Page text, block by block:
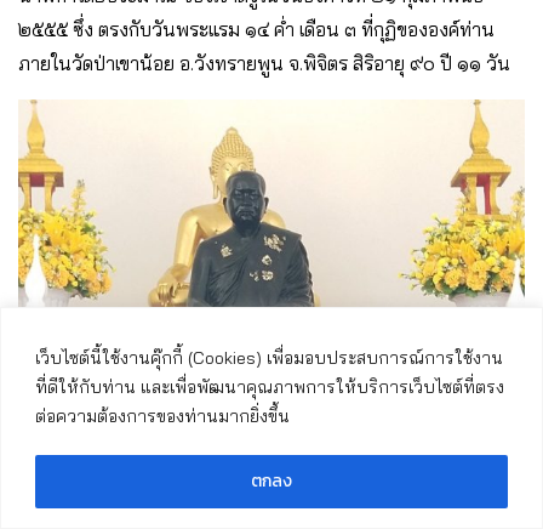
เว็บไซต์นี้ใช้งานคุ๊กกี้ (Cookies) เพื่อมอบประสบการณ์การใช้งาน
ที่ดีให้กับท่าน และเพื่อพัฒนาคุณภาพการให้บริการเว็บไซต์ที่ตรง
ต่อความต้องการของท่านมากยิ่งขึ้น
ตกลง
๒๕๕๕ ซึ่ง ตรงกับวันพระแรม ๑๔ ค่ำ เดือน ๓ ที่กุฏิขององค์ท่าน
ภายในวัดป่าเขาน้อย อ.วังทรายพูน จ.พิจิตร สิริอายุ ๙๐ ปี ๑๑ วัน